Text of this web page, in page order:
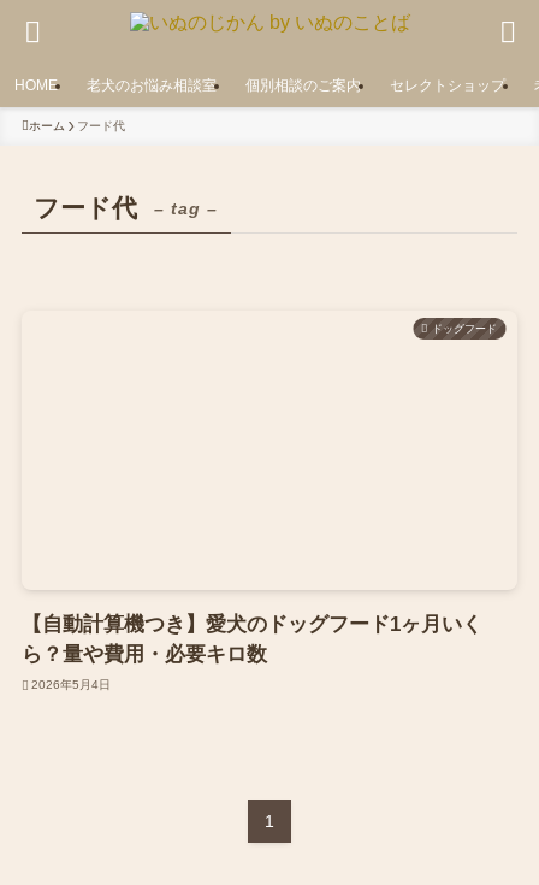
HOME 老犬のお悩み相談室 個別相談のご案内 セレクトショップ
ホーム フード代
フード代 – tag –
ドッグフード
【自動計算機つき】愛犬のドッグフード1ヶ月いく
ら？量や費用・必要キロ数
2026年5月4日
1